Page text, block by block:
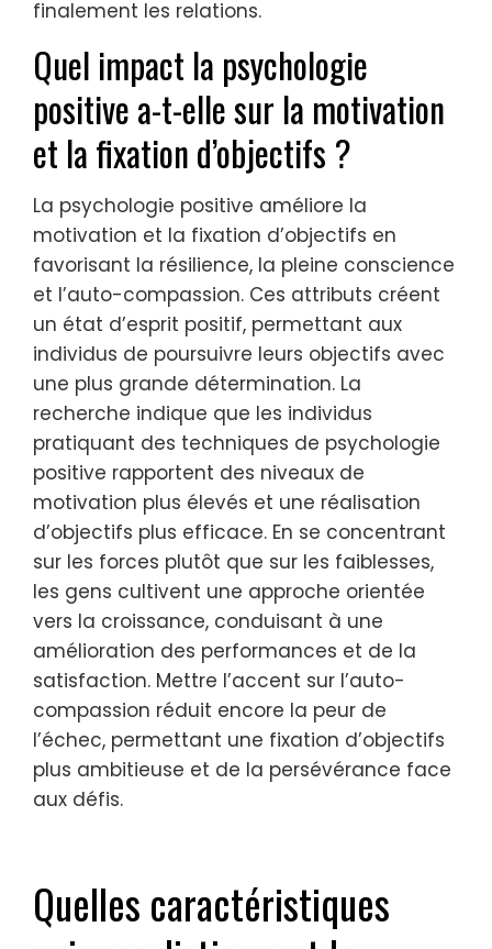
conscience encourage l’écoute active,
tandis que l’auto-compassion favorise la
compréhension lors des conflits. Cultiver ces
attributs peut créer des connexions
émotionnelles plus profondes et un
environnement de soutien, renforçant
finalement les relations.
Quel impact la psychologie
positive a-t-elle sur la motivation
et la fixation d’objectifs ?
La psychologie positive améliore la
motivation et la fixation d’objectifs en
favorisant la résilience, la pleine conscience
et l’auto-compassion. Ces attributs créent
un état d’esprit positif, permettant aux
individus de poursuivre leurs objectifs avec
une plus grande détermination. La
recherche indique que les individus
pratiquant des techniques de psychologie
positive rapportent des niveaux de
motivation plus élevés et une réalisation
d’objectifs plus efficace. En se concentrant
sur les forces plutôt que sur les faiblesses,
les gens cultivent une approche orientée
vers la croissance, conduisant à une
compassion réduit encore la peur de
l’échec, permettant une fixation d’objectifs